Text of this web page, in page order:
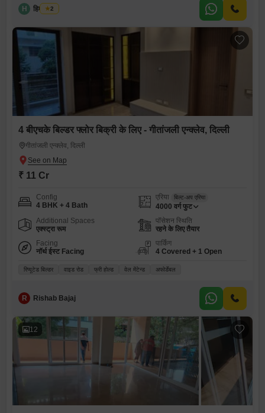
H हिमांशु राय
2
4 बीएचके बिल्डर फ्लोर बिक्री के लिए - गीतांजली एन्क्लेव, दिल्ली
गीतांजली एन्क्लेव, दिल्ली
₹ 11 Cr
Config
4 BHK + 4 Bath
एरिया बिल्ट-अप एरिया
4000 वर्ग फुट
Additional Spaces
एक्स्ट्रा रूम
पॉसेशन स्थिति
रहने के लिए तैयार
Facing
नॉर्थ ईस्ट Facing
पार्किंग
4 Covered + 1 Open
रिप्यूटेड बिल्डर वाइड रोड फ्री होल्ड वेल मेंटेन्ड अफोर्डेबल
R Rishab Bajaj
12